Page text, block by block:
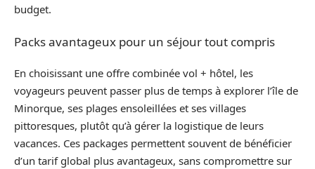
budget.
Packs avantageux pour un séjour tout compris
En choisissant une offre combinée vol + hôtel, les
voyageurs peuvent passer plus de temps à explorer l’île de
Minorque, ses plages ensoleillées et ses villages
pittoresques, plutôt qu’à gérer la logistique de leurs
vacances. Ces packages permettent souvent de bénéficier
d’un tarif global plus avantageux, sans compromettre sur